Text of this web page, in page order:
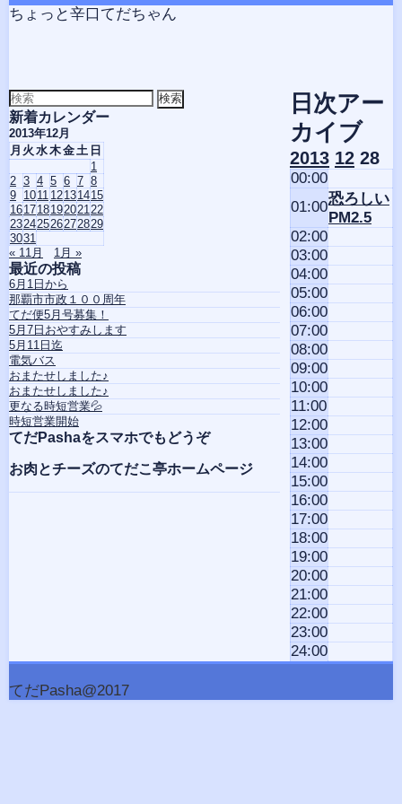
コ
Skip
Skip
Skip
Skip
Skip
ちょっと辛口てだちゃん
日次アー
カイブ
2013 12 28
00:00
01:00恐ろしい
PM2.5
02:00
03:00
04:00
05:00
06:00
07:00
08:00
09:00
10:00
11:00
12:00
13:00
14:00
15:00
16:00
17:00
18:00
19:00
20:00
21:00
22:00
23:00
24:00
検
索
対
象:
新着カレンダー
2013年12月
月 火 水木金土 日
1
2 3 4 5 6 7 8
9 1011 12131415
16171819202122
23242526272829
3031
« 11月
1月 »
最近の投稿
6月1日から
那覇市市政１００周年
てだ便5月号募集！
5月7日おやすみします
5月11日迄
電気バス
おまたせしました♪
おまたせしました♪
更なる時短営業💦
時短営業開始
てだPashaをスマホでもどうぞ
お肉とチーズのてだこ亭ホームページ
てだPasha@2017